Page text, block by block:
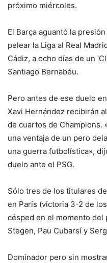
próximo miércoles.
El Barça aguantó la
pelear la Liga al Real
Cádiz, a ocho días de un
Santiago Bernabéu.
Pero antes de ese duelo
Xavi Hernández recibirán
de cuartos de Champions.
una ventaja de un pero
una guerra futbolística»,
duelo ante el PSG.
Sólo tres de los titulares
en París (victoria 3-2 de
césped en el momento
Stegen, Pau Cubarsí y
Dominador pero sin